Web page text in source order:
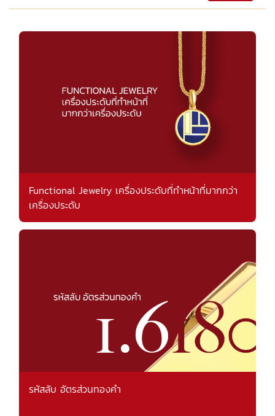
Functional Jewelry เครื่องประดับที่ทำหน้าที่มากกว่า
เครื่องประดับ
รหัสลับ อัตรส่วนทองคำ